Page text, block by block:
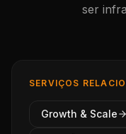
ser
SERVIÇOS
Growth & Scale